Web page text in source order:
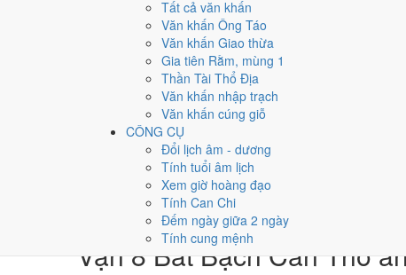
Tất cả văn khấn
Văn khấn Ông Táo
Văn khấn Giao thừa
Gia tiên Rằm, mùng 1
Thần Tài Thổ Địa
Văn khấn nhập trạch
Văn khấn cúng giỗ
CÔNG CỤ
Đổi lịch âm - dương
Tính tuổi âm lịch
Xem giờ hoàng đạo
Tính Can Chi
Đếm ngày giữa 2 ngày
Tính cung mệnh
Bảng phân tích Can Chi năm Quý Tỵ
Chi tiết
Thiên Can (Quý)
ThủyDương
Địa Chi (Tỵ)
HỏaDương · Con Tỵ
· Trường Lưu Thủy
Hỏa Tỵ (chính cung)
Màu hợp năm
Đen/Xanh dương
Hoàng Đạo / Hắc Đạo182/183ngày
Luận giải ngũ hành, Thái Tuế và màu hợp ở trên là quan
không phải kết luận khoa học.
Vận 8 Bát Bạch Cấn Thổ